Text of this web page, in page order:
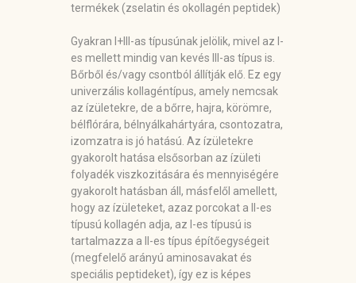
termékek (zselatin és okollagén peptidek)
Gyakran I+III-as típusúnak jelölik, mivel az I-
es mellett mindig van kevés III-as típus is.
Bőrből és/vagy csontból állítják elő. Ez egy
univerzális kollagéntípus, amely nemcsak
az ízületekre, de a bőrre, hajra, körömre,
bélflórára, bélnyálkahártyára, csontozatra,
izomzatra is jó hatású. Az ízületekre
gyakorolt hatása elsősorban az ízületi
folyadék viszkozitására és mennyiségére
gyakorolt hatásban áll, másfelől amellett,
hogy az ízületeket, azaz porcokat a II-es
típusú kollagén adja, az I-es típusú is
tartalmazza a II-es típus építőegységeit
(megfelelő arányú aminosavakat és
speciális peptideket), így ez is képes